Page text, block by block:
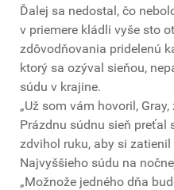
Ďalej sa nedostal, čo
v priemere kládli vyše sto
zdôvodňovania pridelenú
ktorý sa ozýval sieňou,
súdu v krajine.
„Už som vám hovoril,
Prázdnu súdnu sieň preťal
zdvihol ruku, aby si
Najvyššieho súdu na
„Možnože jedného dňa